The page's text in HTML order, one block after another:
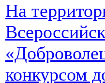
На
конкурсом